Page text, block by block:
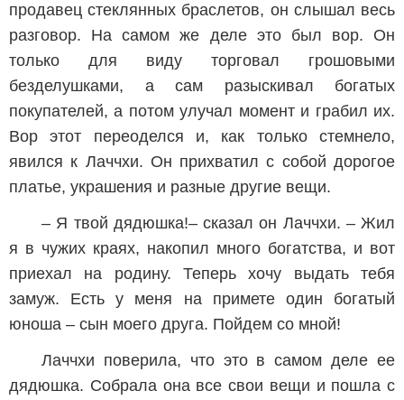
продавец стеклянных браслетов, он слышал весь
разговор. На самом же деле это был вор. Он
только для виду торговал грошовыми
безделушками, а сам разыскивал богатых
покупателей, а потом улучал момент и грабил их.
Вор этот переоделся и, как только стемнело,
явился к Лаччхи. Он прихватил с собой дорогое
платье, украшения и разные другие вещи.
– Я твой дядюшка!– сказал он Лаччхи. – Жил
я в чужих краях, накопил много богатства, и вот
приехал на родину. Теперь хочу выдать тебя
замуж. Есть у меня на примете один богатый
юноша – сын моего друга. Пойдем со мной!
Лаччхи поверила, что это в самом деле ее
дядюшка. Собрала она все свои вещи и пошла с